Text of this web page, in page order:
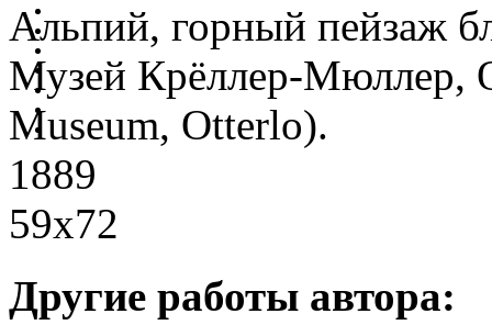
Альпий, горный пейзаж
Музей Крёллер-Мюллер,
Museum, Otterlo).
1889
59x72
Другие работы автора: